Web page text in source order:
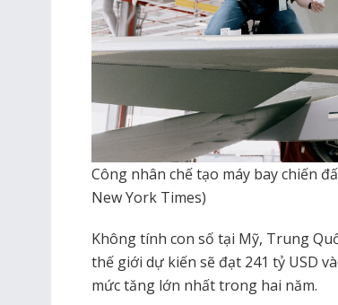
Công nhân chế tạo máy bay chiến
New York Times)
Không tính con số tại Mỹ, Trung
thế giới dự kiến ​​sẽ đạt 241 tỷ USD
mức tăng lớn nhất trong hai năm.